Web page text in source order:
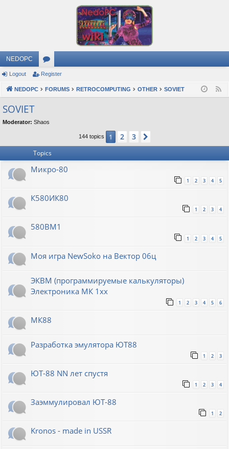
NEDOPC
or
u
s
Logout Register
NEDOPC FORUMS RETROCOMPUTING OTHER SOVIET
SOVIET
Moderator: Shaos
144 topics 1 2 3
Topics
Микро-80
1 2 3 4 5
К580ИК80
1 2 3 4
580ВМ1
1 2 3 4 5
Моя игра NewSoko на Вектор 06ц
ЭКВМ (программируемые калькуляторы)
Электроника МК 1хх
1 2 3 4 5 6
МК88
Разработка эмулятора ЮТ88
1 2 3
ЮТ-88 NN лет спустя
1 2 3 4
Заэммулировал ЮТ-88
1 2
Kronos - made in USSR